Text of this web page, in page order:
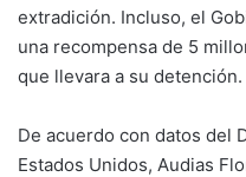
extradición. Incluso, el
una recompensa de 5
que llevara a su detención.
De acuerdo con datos del
Estados Unidos, Audias